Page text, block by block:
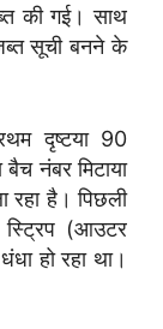
की गई। साथ
जब्त सूची बनने के
दृष्टया 90
नंबर मिटाया
है। पिछली
स्ट्रिप (आउटर
हो रहा था।